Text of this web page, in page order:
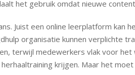
het gebruik omdat nieuwe
Juist een online leerplatform kan
organisatie kunnen verplichte
terwijl medewerkers vlak voor het
krijgen. Maar het